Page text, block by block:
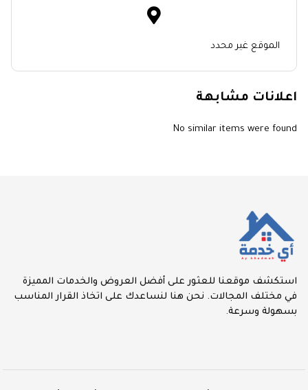
الموقع غير محدد
اعلانات مشابهة
No similar items were found
استكشف موقعنا للعثور على أفضل العروض والخدمات المميزة
في مختلف المجالات. نحن هنا لنساعدك على اتخاذ القرار المناسب
بسهولة وسرعة.